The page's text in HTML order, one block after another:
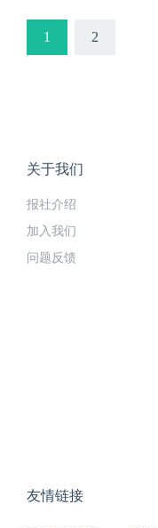
1 2
关于我们
报社介绍
加入我们
问题反馈
友情链接